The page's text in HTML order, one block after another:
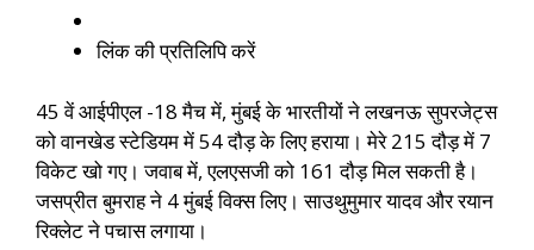
लिंक की प्रतिलिपि करें
45 वें आईपीएल -18 मैच में, मुंबई के भारतीयों ने लखनऊ सुपरजेट्स
को वानखेड स्टेडियम में 54 दौड़ के लिए हराया। मेरे 215 दौड़ में 7
विकेट खो गए। जवाब में, एलएसजी को 161 दौड़ मिल सकती है।
जसप्रीत बुमराह ने 4 मुंबई विक्स लिए। साउथुमुमार यादव और रयान
रिक्लेट ने पचास लगाया।